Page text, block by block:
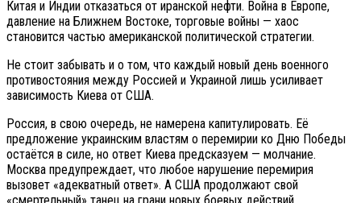
Китая и Индии отказаться от иранской нефти. Война в Европе,
давление на Ближнем Востоке, торговые войны — хаос
становится частью американской политической стратегии.
Не стоит забывать и о том, что каждый новый день военного
противостояния между Россией и Украиной лишь усиливает
зависимость Киева от США.
Россия, в свою очередь, не намерена капитулировать. Её
предложение украинским властям о перемирии ко Дню Победы
остаётся в силе, но ответ Киева предсказуем — молчание.
Москва предупреждает, что любое нарушение перемирия
вызовет «адекватный ответ». А США продолжают свой